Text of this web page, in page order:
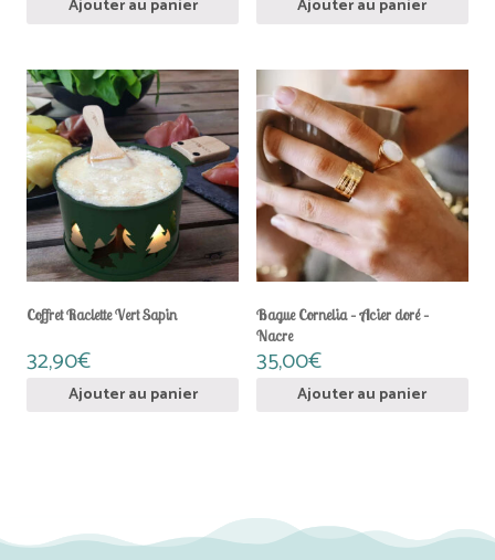
Ajouter au panier Ajouter au panier
Coffret Raclette Vert Sapin
32,90€
Ajouter au panier
Bague Cornelia – Acier doré –
Nacre
35,00€
Ajouter au panier